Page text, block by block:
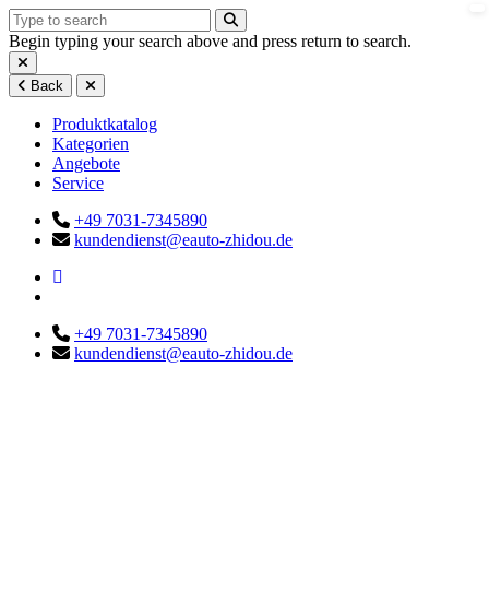
Begin typing your search above and press return to search.
Back
Produktkatalog
Kategorien
Angebote
Service
+49 7031-7345890
kundendienst@eauto-zhidou.de
+49 7031-7345890
kundendienst@eauto-zhidou.de